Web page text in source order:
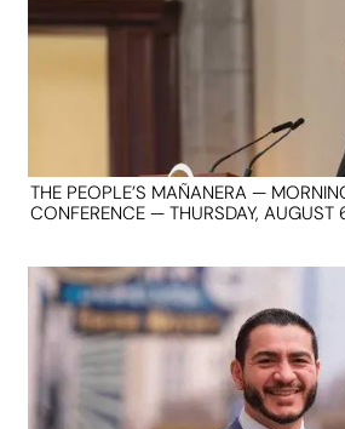
THE PEOPLE’S MAÑANERA —
CONFERENCE — THURSDAY,